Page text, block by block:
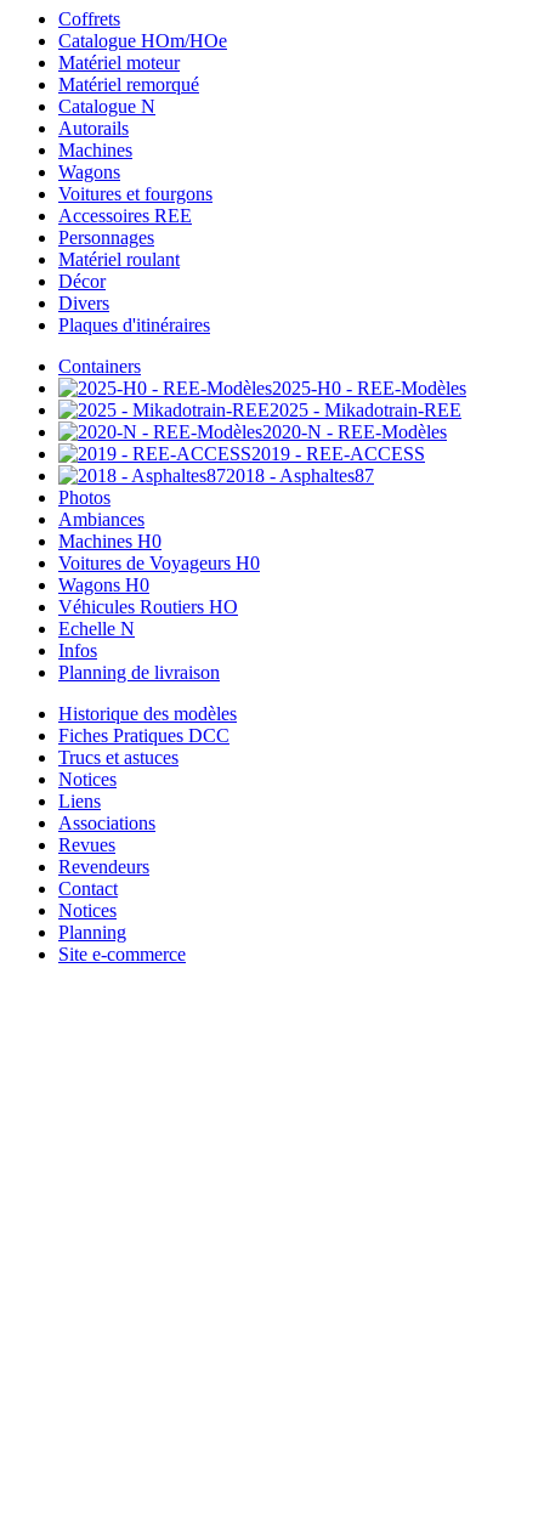
Coffrets
Catalogue HOm/HOe
Matériel moteur
Matériel remorqué
Catalogue N
Autorails
Machines
Wagons
Voitures et fourgons
Accessoires REE
Personnages
Matériel roulant
Décor
Divers
Plaques d'itinéraires
Containers
2025-H0 - REE-Modèles
2025 - Mikadotrain-REE
2020-N - REE-Modèles
2019 - REE-ACCESS
2018 - Asphaltes87
Photos
Ambiances
Machines H0
Voitures de Voyageurs H0
Wagons H0
Véhicules Routiers HO
Echelle N
Infos
Planning de livraison
Historique des modèles
Fiches Pratiques DCC
Trucs et astuces
Notices
Liens
Associations
Revues
Revendeurs
Contact
Notices
Planning
Site e-commerce